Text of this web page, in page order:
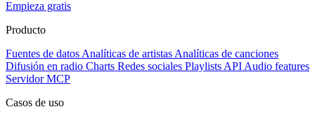
Empieza gratis
Producto
Fuentes de datos Analíticas de artistas Analíticas de canciones
Difusión en radio Charts Redes sociales Playlists API Audio features
Servidor MCP
Casos de uso